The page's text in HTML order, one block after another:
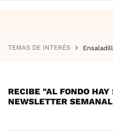
TEMAS DE INTERÉS
RECIBE "AL FONDO
NEWSLETTER SEMANAL